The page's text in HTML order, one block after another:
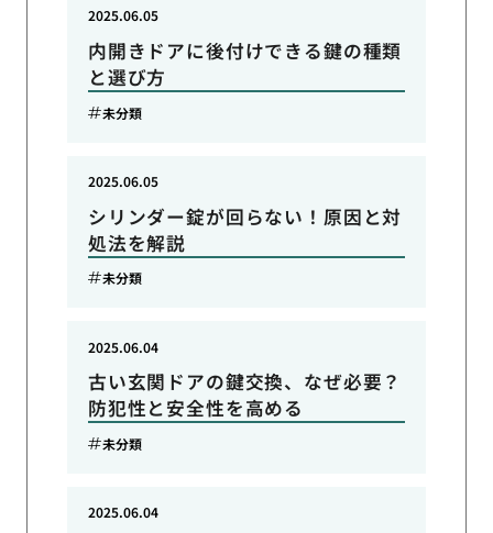
内開きドアに後付けできる鍵の種類
と選び方
2025.06.05
未分類
シリンダー錠が回らない！原因と対
処法を解説
2025.06.05
未分類
古い玄関ドアの鍵交換、なぜ必要？
防犯性と安全性を高める
2025.06.04
未分類
2025.06.04